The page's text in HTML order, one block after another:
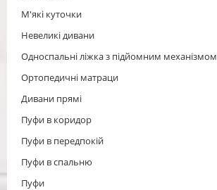
М'які куточки
Невеликі дивани
Односпальні ліжка з підйомним механізмом
Ортопедичні матраци
Дивани прямі
Пуфи в коридор
Пуфи в передпокій
Пуфи в спальню
Пуфи